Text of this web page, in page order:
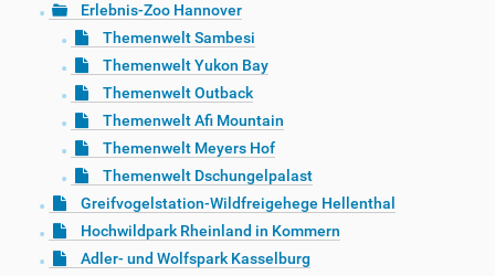
Erlebnis-Zoo Hannover
Themenwelt Sambesi
Themenwelt Yukon Bay
Themenwelt Outback
Themenwelt Afi Mountain
Themenwelt Meyers Hof
Themenwelt Dschungelpalast
Greifvogelstation-Wildfreigehege Hellenthal
Hochwildpark Rheinland in Kommern
Adler- und Wolfspark Kasselburg